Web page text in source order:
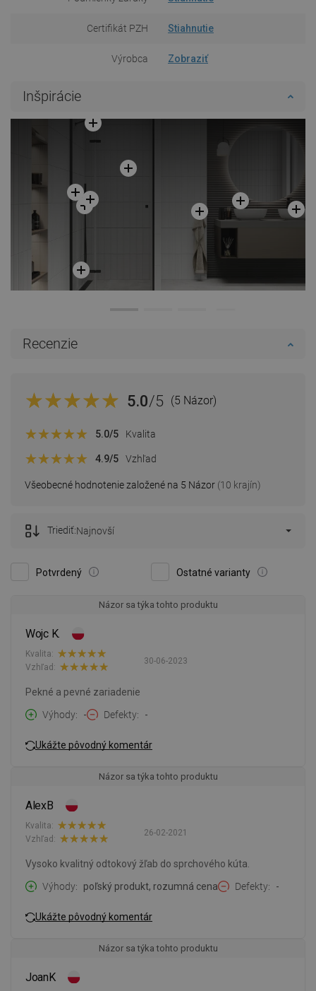
Certifikát PZH Stiahnutie
Výrobca Zobraziť
Inšpirácie
Recenzie
5.0/5 (5 Názor)
Všeobecné hodnotenie založené na 5 Názor (10 krajín)
5.0/5 Kvalita
4.9/5 Vzhľad
Potvrdený Ostatné varianty
Triediť:Najnovší
Názor sa týka tohto produktu
Wojc K.
30-06-2023
Kvalita:
Vzhľad:
Pekné a pevné zariadenie
Výhody
- Defekty -
Ukážte pôvodný komentár
Názor sa týka tohto produktu
AlexB
26-02-2021
Kvalita:
Vzhľad:
Vysoko kvalitný odtokový žľab do sprchového kúta.
Výhody
poľský produkt, rozumná cena Defekty -
Ukážte pôvodný komentár
Názor sa týka tohto produktu
JoanK